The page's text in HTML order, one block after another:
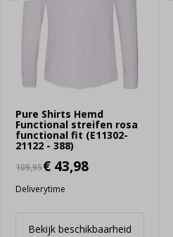
Pure Shirts Hemd
Functional streifen rosa
functional fit (E11302-
21122 - 388)
109,95€ 43,98
Deliverytime
Bekijk beschikbaarheid